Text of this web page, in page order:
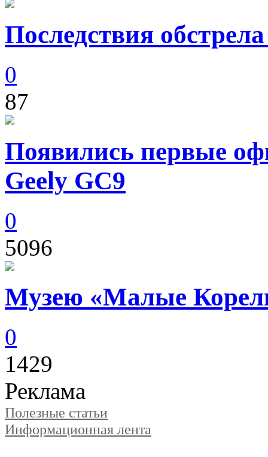
Последствия
0
87
Появились первые
Geely GC9
0
5096
Музею «Малые
0
1429
Реклама
Полезные статьи
Информационная лента